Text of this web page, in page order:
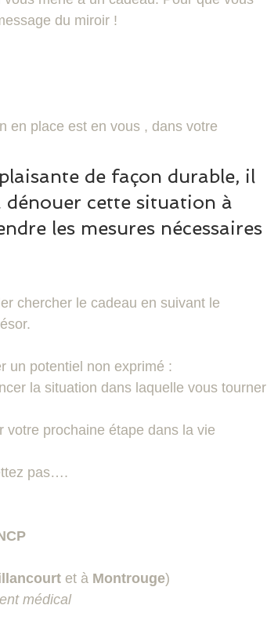
du miroir !
en place est en vous , dans votre
de façon durable, il
dénouer cette situation à
les mesures nécessaires
chercher le cadeau en suivant le
un potentiel non exprimé :
la situation dans laquelle vous tourner
votre prochaine étape dans la vie
pas….
et à Montrouge)
médical